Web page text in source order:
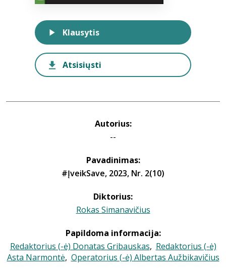
Autorius:
--
Pavadinimas:
#ĮveikSave, 2023, Nr. 2(10)
Diktorius:
Rokas Simanavičius
Papildoma informacija:
Redaktorius (-ė) Donatas Gribauskas, Redaktorius (-ė)
Asta Narmontė, Operatorius (-ė) Albertas Aužbikavičius
Klausytis
Atsisiųsti